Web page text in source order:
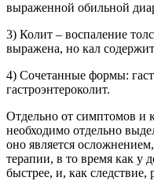
выраженной обильной
3) Колит – воспаление
выражена, но кал
4) Сочетанные формы:
гастроэнтероколит.
Отдельно от симптомов и
необходимо отдельно
оно является
терапии, в то время как у
быстрее, и, как следствие,